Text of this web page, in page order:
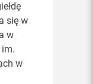
się w
w
w